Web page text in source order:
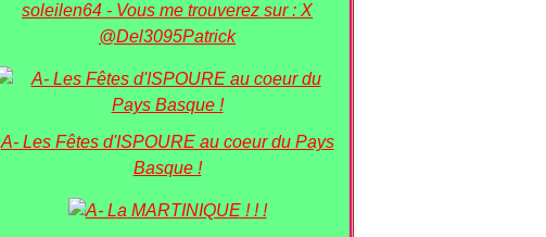
soleilen64 - Vous me trouverez sur : X
@Del3095Patrick
A- Les Fêtes d'ISPOURE au coeur du Pays
Basque !